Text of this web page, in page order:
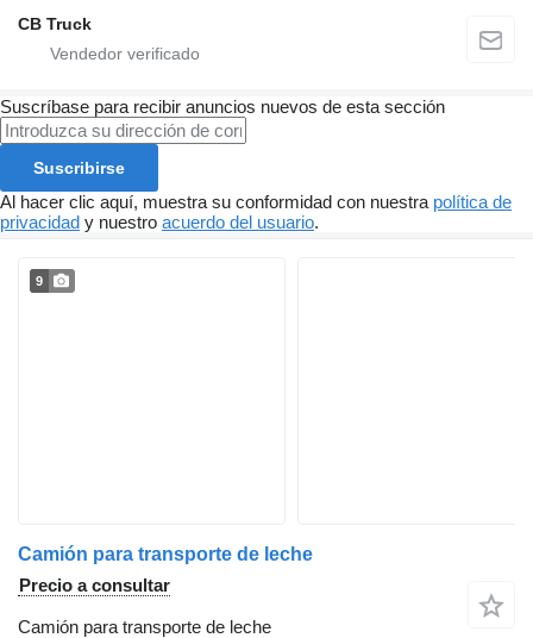
CB Truck
Suscríbase para recibir anuncios nuevos de esta sección
Suscribirse
Al hacer clic aquí, muestra su conformidad con nuestra política de
privacidad y nuestro acuerdo del usuario.
9
Camión para transporte de leche
Precio a consultar
Camión para transporte de leche